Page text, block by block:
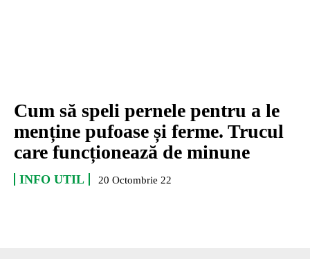
Cum să speli pernele pentru a le
menține pufoase și ferme. Trucul
care funcționează de minune
INFO UTIL 20 Octombrie 22